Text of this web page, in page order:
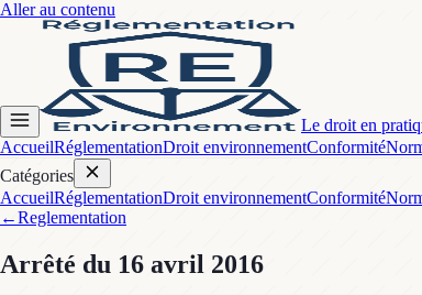
Aller au contenu
Le droit en
AccueilRéglementationDroit environnementConformité
Catégories
AccueilRéglementationDroit environnementConformité
←Reglementation
Arrêté du 16 avril 2016